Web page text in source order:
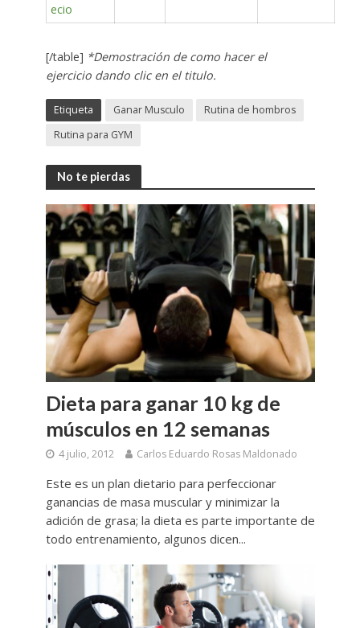
ecio
[/table] *Demostración de como hacer el
ejercicio dando clic en el titulo.
Etiqueta Ganar Musculo
Rutina de hombros
Rutina para GYM
No te pierdas
Dieta para ganar 10 kg de
músculos en 12 semanas
4 julio, 2012 Carlos Eduardo Rosas Maldonado
Este es un plan dietario para perfeccionar
ganancias de masa muscular y minimizar la
adición de grasa; la dieta es parte importante de
todo entrenamiento, algunos dicen...